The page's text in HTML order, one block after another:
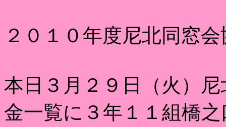
２０１０年度尼北同窓
本日３月２９日（火）
金一覧に３年１１組橋